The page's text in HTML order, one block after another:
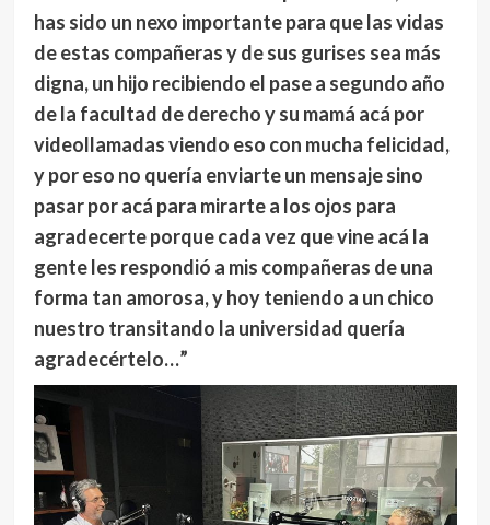
has sido un nexo importante para que las vidas
de estas compañeras y de sus gurises sea más
digna, un hijo recibiendo el pase a segundo año
de la facultad de derecho y su mamá acá por
videollamadas viendo eso con mucha felicidad,
y por eso no quería enviarte un mensaje sino
pasar por acá para mirarte a los ojos para
agradecerte porque cada vez que vine acá la
gente les respondió a mis compañeras de una
forma tan amorosa, y hoy teniendo a un chico
nuestro transitando la universidad quería
agradecértelo…”